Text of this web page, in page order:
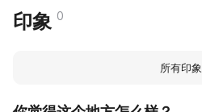
印象 0
所有印象